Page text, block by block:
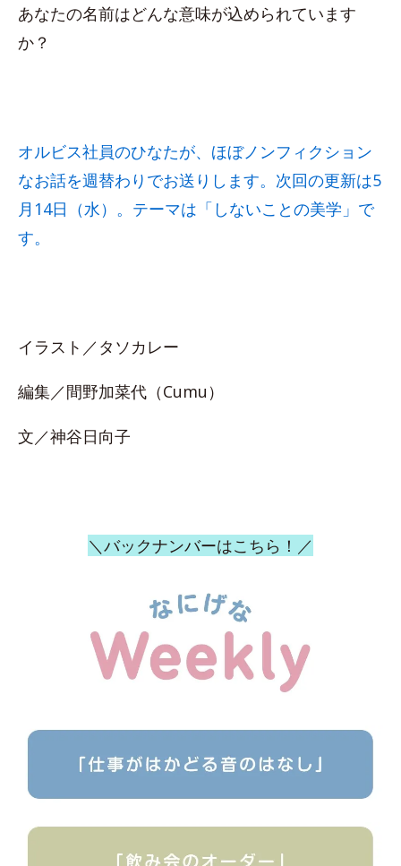
あなたの名前はどんな意味が込められています
か？
オルビス社員のひなたが、ほぼノンフィクション
なお話を週替わりでお送りします。次回の更新は5
月14日（水）。テーマは「しないことの美学」で
す。
イラスト／タソカレー
編集／間野加菜代（Cumu）
文／神谷日向子
＼バックナンバーはこちら！／